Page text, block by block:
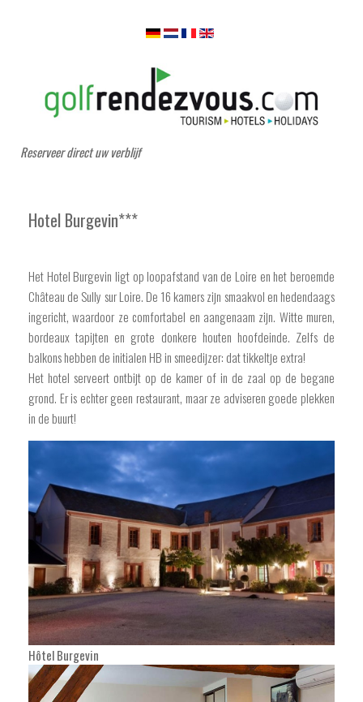
Reserveer direct uw verblijf
Hotel Burgevin***
Het Hotel Burgevin ligt op loopafstand van de Loire en het beroemde
Château de Sully sur Loire. De 16 kamers zijn smaakvol en hedendaags
ingericht, waardoor ze comfortabel en aangenaam zijn. Witte muren,
bordeaux tapijten en grote donkere houten hoofdeinde. Zelfs de
balkons hebben de initialen HB in smeedijzer: dat tikkeltje extra!
Het hotel serveert ontbijt op de kamer of in de zaal op de begane
grond. Er is echter geen restaurant, maar ze adviseren goede plekken
in de buurt!
Hôtel Burgevin